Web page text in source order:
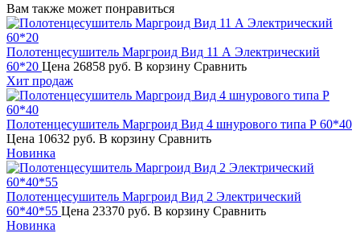
Вам также может понравиться
Полотенцесушитель Маргроид Вид 11 А Электрический
60*20 Цена 26858 руб. В корзину Сравнить
Хит продаж
Полотенцесушитель Маргроид Вид 4 шнурового типа Р 60*40
Цена 10632 руб. В корзину Сравнить
Новинка
Полотенцесушитель Маргроид Вид 2 Электрический
60*40*55 Цена 23370 руб. В корзину Сравнить
Новинка